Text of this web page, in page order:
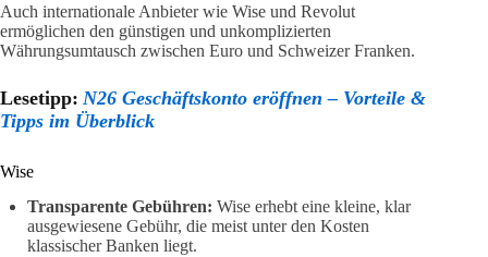
Auch internationale Anbieter wie Wise und Revolut
ermöglichen den günstigen und unkomplizierten
Währungsumtausch zwischen Euro und Schweizer Franken.
Lesetipp: N26 Geschäftskonto eröffnen – Vorteile &
Tipps im Überblick
Wise
Transparente Gebühren: Wise erhebt eine kleine, klar
ausgewiesene Gebühr, die meist unter den Kosten
klassischer Banken liegt.